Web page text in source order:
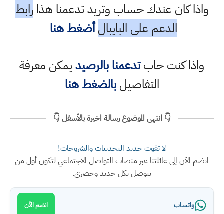
واذا كان عندك حساب وتريد تدعمنا هذارابط
الدعم على البايبال أضغط هنا
واذا كنت حابتدعمنا بالرصيديمكن معرفة
التفاصيلبالضغط هنا
👇 انتهى الموضوع رسالة اخيرة بالأسفل 👇
لا تفوت جديد التحديثات والشروحات!
انضم الآن إلى عائلتنا عبر منصات التواصل الاجتماعي لتكون أول من
يتوصل بكل جديد وحصري.
واتساب انضم الآن